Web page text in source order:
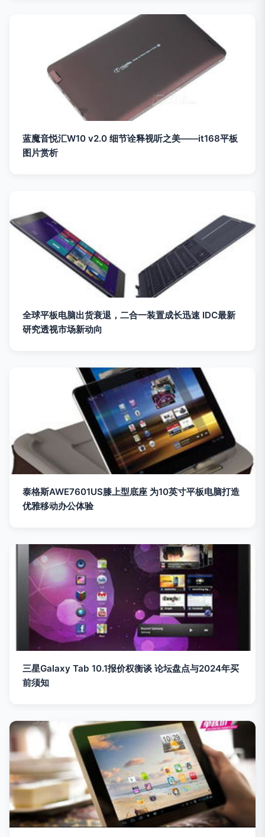
蓝魔音悦汇W10 v2.0 细节诠释视听之美——it168平板
图片赏析
全球平板电脑出货衰退，二合一装置成长迅速 IDC最新
研究透视市场新动向
泰格斯AWE7601US膝上型底座 为10英寸平板电脑打造
优雅移动办公体验
三星Galaxy Tab 10.1报价权衡谈 论坛盘点与2024年买
前须知